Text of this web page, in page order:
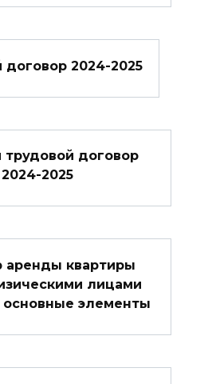
договор 2024-2025
трудовой договор
2024-2025
аренды квартиры
лицами
основные элементы